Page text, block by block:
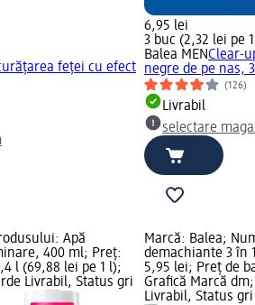
feței cu efect
6,95 lei
3 buc (2,32 lei pe
Balea MENClear-
negre de pe nas,
(126)
Livrabil
selectare
Apă
400 ml; Preț:
l (69,88 lei pe 1 l);
Livrabil, Status gri
Marcă: Balea;
demachiante 3 în
5,95 lei; Preț de
Grafică Marcă
Livrabil, Status